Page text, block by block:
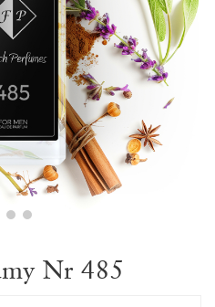
Nr 485